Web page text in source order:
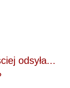
odsyła...